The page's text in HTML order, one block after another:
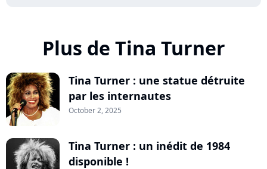
Plus de Tina Turner
Tina Turner : une statue détruite
par les internautes
October 2, 2025
Tina Turner : un inédit de 1984
disponible !